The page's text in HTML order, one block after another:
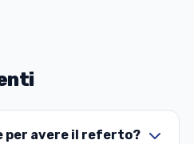
per avere il referto?